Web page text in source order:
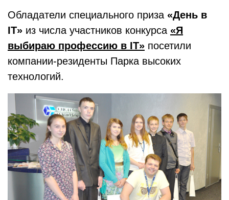
Обладатели специального приза «День в
IT» из числа участников конкурса «Я
выбираю профессию в IT» посетили
компании-резиденты Парка высоких
технологий.